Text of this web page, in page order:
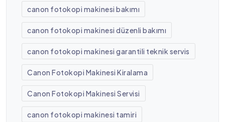
canon fotokopi makinesi bakımı
canon fotokopi makinesi düzenli bakımı
canon fotokopi makinesi garantili teknik servis
Canon Fotokopi Makinesi Kiralama
Canon Fotokopi Makinesi Servisi
canon fotokopi makinesi tamiri